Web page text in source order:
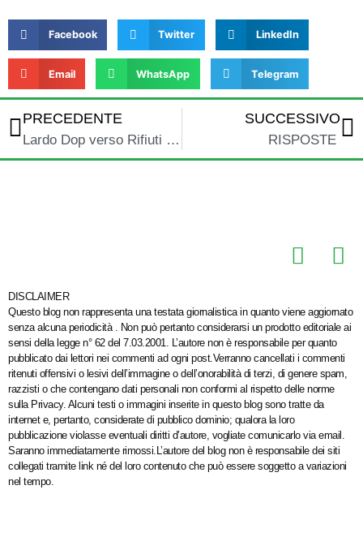
Facebook Twitter LinkedIn
Email WhatsApp Telegram
PRECEDENTE
Lardo Dop verso Rifiuti Zero
SUCCESSIVO
RISPOSTE
DISCLAIMER
Questo blog non rappresenta una testata giornalistica in quanto viene aggiornato
senza alcuna periodicità . Non può pertanto considerarsi un prodotto editoriale ai
sensi della legge n° 62 del 7.03.2001. L’autore non è responsabile per quanto
pubblicato dai lettori nei commenti ad ogni post.Verranno cancellati i commenti
ritenuti offensivi o lesivi dell’immagine o dell’onorabilità di terzi, di genere spam,
razzisti o che contengano dati personali non conformi al rispetto delle norme
sulla Privacy. Alcuni testi o immagini inserite in questo blog sono tratte da
internet e, pertanto, considerate di pubblico dominio; qualora la loro
pubblicazione violasse eventuali diritti d’autore, vogliate comunicarlo via email.
Saranno immediatamente rimossi.L’autore del blog non è responsabile dei siti
collegati tramite link né del loro contenuto che può essere soggetto a variazioni
nel tempo.